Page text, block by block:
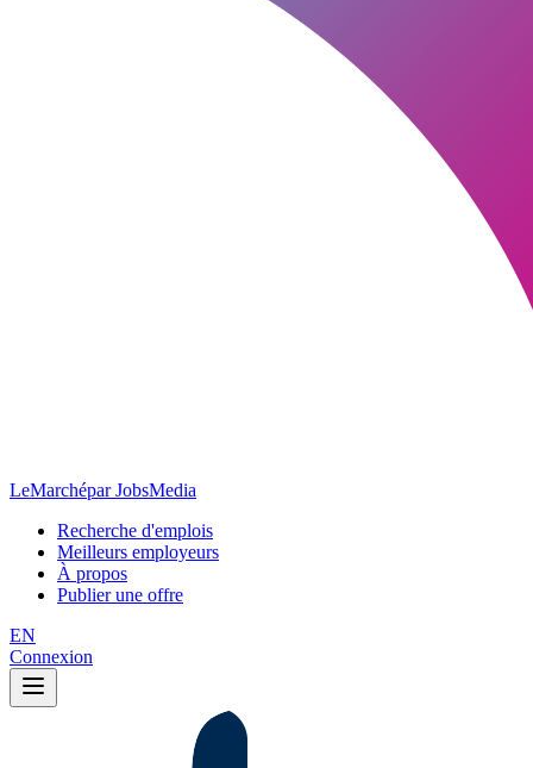
LeMarchépar JobsMedia
Recherche d'emplois
Meilleurs employeurs
À propos
Publier une offre
EN
Connexion